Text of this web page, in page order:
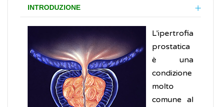
INTRODUZIONE
L'ipertrofia
prostatica
è una
condizione
molto
comune al